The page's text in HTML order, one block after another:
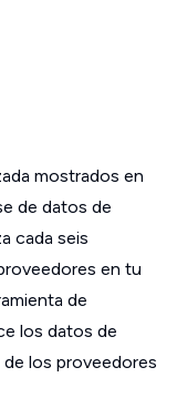
mostrados en
de datos de
cada seis
en tu
de
los datos de
los proveedores